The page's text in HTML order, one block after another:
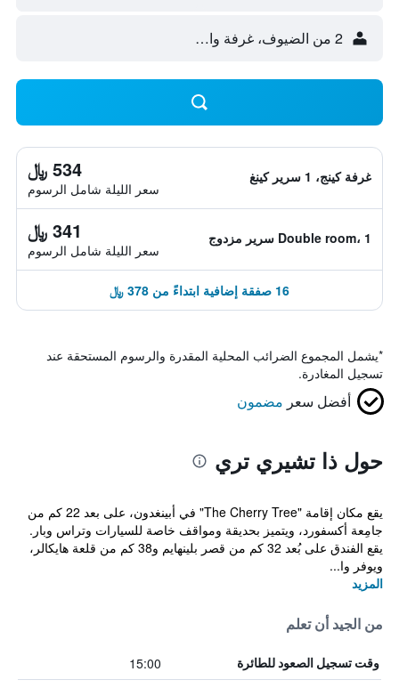
2 من الضيوف، غرفة واحدة
غرفة كينج، 1 سرير كينغ 534 ﷼
سعر الليلة شامل الرسوم
Double room، 1 سرير مزدوج 341 ﷼
سعر الليلة شامل الرسوم
16 صفقة إضافية ابتداءً من 378 ﷼
*يشمل المجموع الضرائب المحلية المقدرة والرسوم المستحقة عند
تسجيل المغادرة.
أفضل سعر مضمون
حول ذا تشيري تري
يقع مكان إقامة "The Cherry Tree" في أبينغدون، على بعد 22 كم من
جامِعة أكسفورد، ويتميز بحديقة ومواقف خاصة للسيارات وتراس وبار.
يقع الفندق على بُعد 32 كم من قصر بلينهايم و38 كم من قلعة هايكالر،
ويوفر وا...
المزيد
من الجيد أن تعلم
وقت تسجيل الصعود للطائرة 15:00